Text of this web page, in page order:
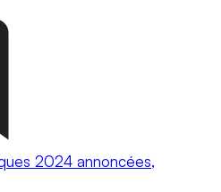
2024 annoncées,